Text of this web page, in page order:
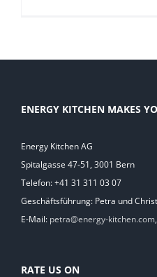
ENERGY KITCHEN MAKES
Energy Kitchen AG
Spitalgasse 47-51, 3001 Bern
Telefon: +41 31 311 03 07
Geschäftsführung: Petra und
E-Mail: petra@energy-kitchen.com,
RATE US ON